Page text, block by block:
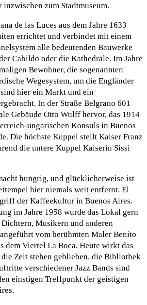
inzwischen zum Stadtmuseum.
de las Luces aus dem Jahre 1633
errichtet und verbindet mit einem
alle bedeutenden Bauwerke
Cabildo oder die Kathedrale. Im Jahre
Bewohner, die sogenannten
Wegesystem, um die Engländer
hier ein Markt und ein
In der Straße Belgrano 601
Gebäude Otto Wulff hervor, das 1914
ungarischen Konsuls in Buenos
Die höchste Kuppel stellt Kaiser Franz
die untere Kuppel Kaiserin Sissi
hungrig, und glücklicherweise ist
hier niemals weit entfernt. El
der Kaffeekultur in Buenos Aires.
im Jahre 1958 wurde das Lokal gern
Musikern und anderen
vom berühmten Maler Benito
dem Viertel La Boca. Heute wirkt das
Zeit stehen geblieben, die Bibliothek
verschiedener Jazz Bands sind
einstigen Treffpunkt der geistigen